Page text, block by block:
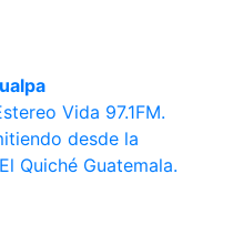
Vida 97.1FM.
desde la
Quiché Guatemala.